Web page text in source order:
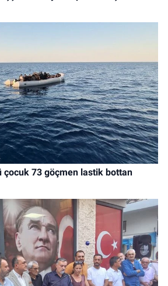
çocuk 73 göçmen lastik bottan